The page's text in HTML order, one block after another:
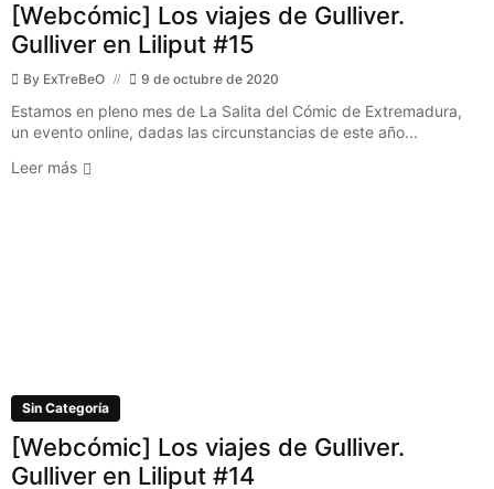
[Webcómic] Los viajes de Gulliver.
Gulliver en Liliput #15
By ExTreBeO 9 de octubre de 2020
Estamos en pleno mes de La Salita del Cómic de Extremadura,
un evento online, dadas las circunstancias de este año...
Leer más
Sin Categoría
[Webcómic] Los viajes de Gulliver.
Gulliver en Liliput #14